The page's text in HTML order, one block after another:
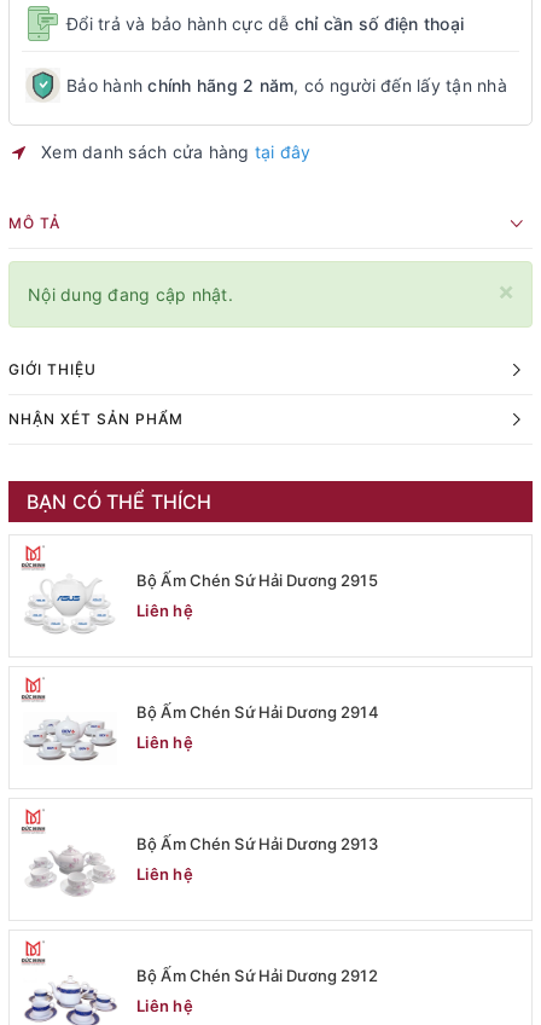
Đổi trả và bảo hành cực dễ chỉ cần số điện thoại
Bảo hànhchính hãng 2 năm, có người đến lấy tận nhà
Xem danh sách cửa hàng tại đây
MÔ TẢ
×
Nội dung đang cập nhật.
GIỚI THIỆU
NHẬN XÉT SẢN PHẨM
BẠN CÓ THỂ THÍCH
Bộ Ấm Chén Sứ Hải Dương 2915
Liên hệ
Bộ Ấm Chén Sứ Hải Dương 2914
Liên hệ
Bộ Ấm Chén Sứ Hải Dương 2913
Liên hệ
Bộ Ấm Chén Sứ Hải Dương 2912
Liên hệ